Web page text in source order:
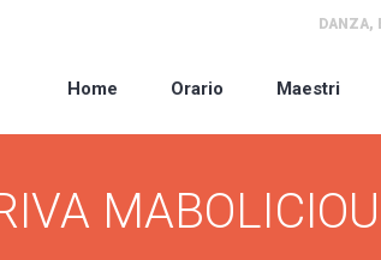
DANZA,
Home Orario Maestri